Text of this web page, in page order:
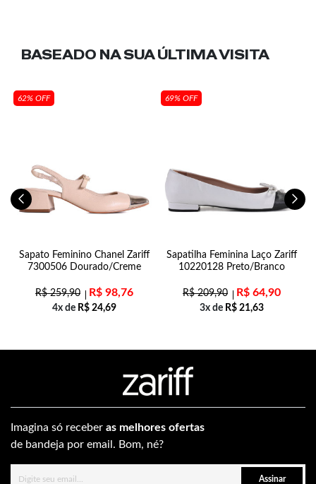
BASEADO NA SUAÚLTIMA VISITA
62% OFF
Sapato Feminino Chanel Zariff
7300506 Dourado/Creme
R$259,90 R$ 98,76
4x de R$ 24,69
69% OFF
Sapatilha Feminina Laço Zariff
10220128 Preto/Branco
R$209,90 R$ 64,90
3x de R$ 21,63
Imagina só receber as melhores ofertas
de bandeja por email. Bom, né?
Assinar